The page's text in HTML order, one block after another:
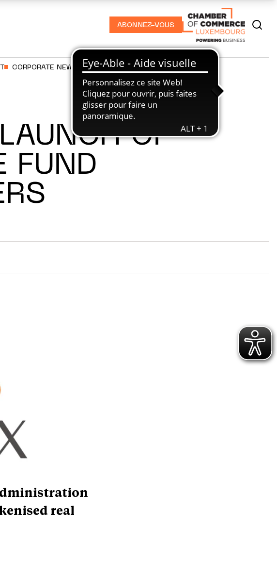
ABONNEZ-VOUS
CORPORATE NEWS PODCASTS
OF
FUND
real